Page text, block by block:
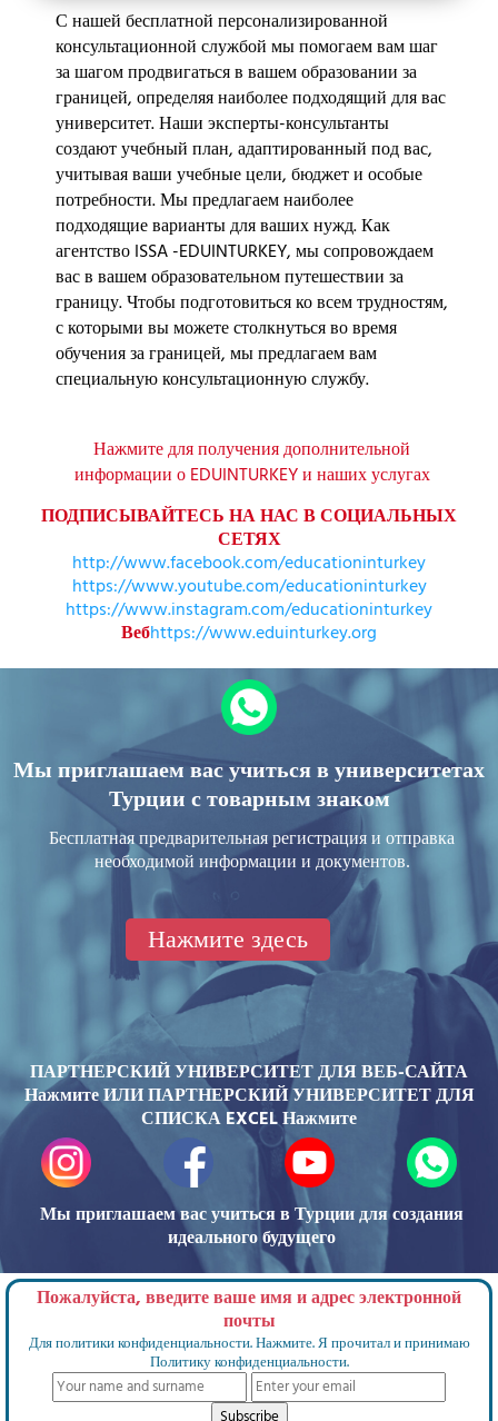
С нашей бесплатной персонализированной
консультационной службой мы помогаем вам шаг
за шагом продвигаться в вашем образовании за
границей, определяя наиболее подходящий для вас
университет. Наши эксперты-консультанты
создают учебный план, адаптированный под вас,
учитывая ваши учебные цели, бюджет и особые
потребности. Мы предлагаем наиболее
подходящие варианты для ваших нужд. Как
агентство ISSA -EDUINTURKEY, мы сопровождаем
вас в вашем образовательном путешествии за
границу. Чтобы подготовиться ко всем трудностям,
с которыми вы можете столкнуться во время
обучения за границей, мы предлагаем вам
специальную консультационную службу.
Нажмите для получения дополнительной
информации о EDUINTURKEY и наших услугах
ПОДПИСЫВАЙТЕСЬ НА НАС В СОЦИАЛЬНЫХ
СЕТЯХ
http://www.facebook.com/educationinturkey
https://www.youtube.com/educationinturkey
https://www.instagram.com/educationinturkey
Вебhttps://www.eduinturkey.org
Мы приглашаем вас учиться в университетах
Турции с товарным знаком
Бесплатная предварительная регистрация и отправка
необходимой информации и документов.
Нажмите здесь
ПАРТНЕРСКИЙ УНИВЕРСИТЕТ ДЛЯ ВЕБ-САЙТА
НажмитеИЛИ ПАРТНЕРСКИЙ УНИВЕРСИТЕТ ДЛЯ
СПИСКА EXCELНажмите
Мы приглашаем вас учиться в Турции для создания
идеального будущего
Пожалуйста, введите ваше имя и адрес электронной
почты
Для политики конфиденциальности.Нажмите. Я прочитал и принимаю
Политику конфиденциальности.